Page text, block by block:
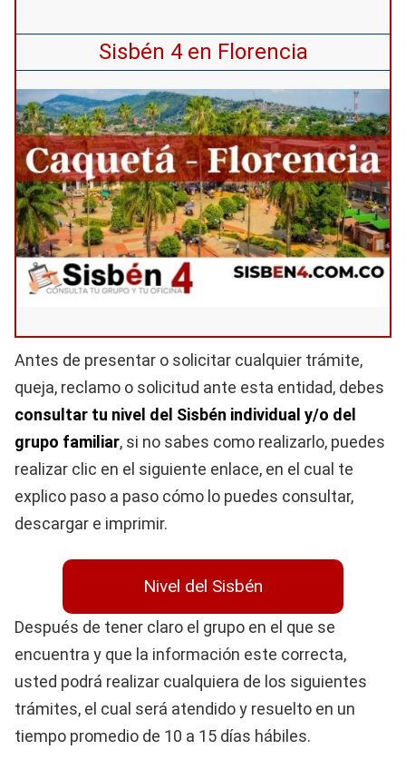
Sisbén 4 en Florencia
Antes de presentar o solicitar cualquier trámite,
queja, reclamo o solicitud ante esta entidad, debes
consultar tu nivel del Sisbén individual y/o del
grupo familiar, si no sabes como realizarlo, puedes
realizar clic en el siguiente enlace, en el cual te
explico paso a paso cómo lo puedes consultar,
descargar e imprimir.
Nivel del Sisbén
Después de tener claro el grupo en el que se
encuentra y que la información este correcta,
usted podrá realizar cualquiera de los siguientes
trámites, el cual será atendido y resuelto en un
tiempo promedio de 10 a 15 días hábiles.